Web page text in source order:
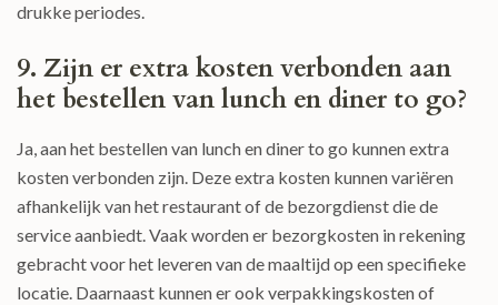
drukke periodes.
9. Zijn er extra kosten verbonden aan
het bestellen van lunch en diner to go?
Ja, aan het bestellen van lunch en diner to go kunnen extra
kosten verbonden zijn. Deze extra kosten kunnen variëren
afhankelijk van het restaurant of de bezorgdienst die de
service aanbiedt. Vaak worden er bezorgkosten in rekening
gebracht voor het leveren van de maaltijd op een specifieke
locatie. Daarnaast kunnen er ook verpakkingskosten of